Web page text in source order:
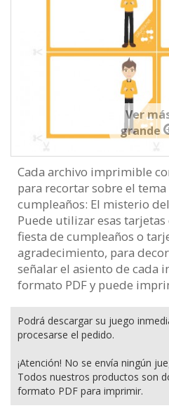
Ver
grande
Cada archivo imprimible
para recortar sobre el
cumpleaños: El misterio
Puede utilizar esas
fiesta de cumpleaños o
agradecimiento, para
señalar el asiento de cada
formato PDF y puede
Podrá descargar su juego
procesarse el pedido.
¡Atención! No se envía ningún
Todos nuestros productos son
formato PDF para imprimir.